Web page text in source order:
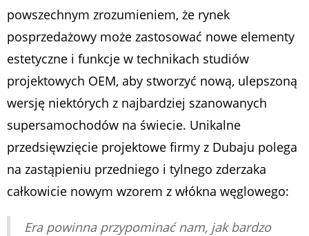
powszechnym zrozumieniem, że rynek
posprzedażowy może zastosować nowe elementy
estetyczne i funkcje w technikach studiów
projektowych OEM, aby stworzyć nową, ulepszoną
wersję niektórych z najbardziej szanowanych
supersamochodów na świecie. Unikalne
przedsięwzięcie projektowe firmy z Dubaju polega
na zastąpieniu przedniego i tylnego zderzaka
całkowicie nowym wzorem z włókna węglowego:
Era powinna przypominać nam, jak bardzo